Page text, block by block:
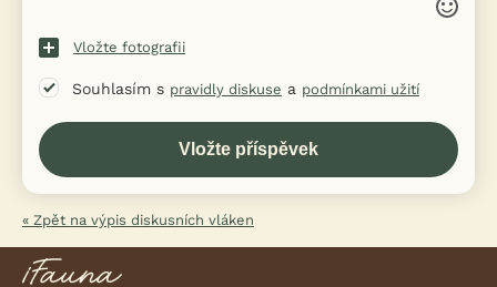
Vložte fotografii
Souhlasím s pravidly diskuse a podmínkami užití
« Zpět na výpis diskusních vláken